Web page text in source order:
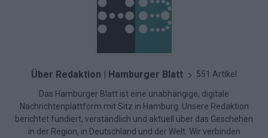
Über Redaktion | Hamburger Blatt 551 Artikel
Das Hamburger Blatt ist eine unabhängige, digitale
Nachrichtenplattform mit Sitz in Hamburg. Unsere Redaktion
berichtet fundiert, verständlich und aktuell über das Geschehen
in der Region, in Deutschland und der Welt. Wir verbinden